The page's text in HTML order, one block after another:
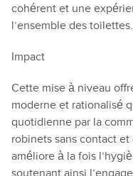
cohérent et une
l’ensemble des toilettes.
Impact
Cette mise à niveau
moderne et rationalisé
quotidienne par la
robinets sans contact et
améliore à la fois